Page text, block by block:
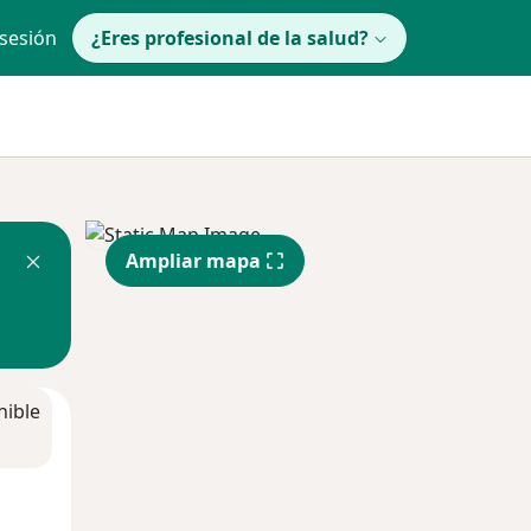
¿Eres profesional de la salud?
Ampliar mapa